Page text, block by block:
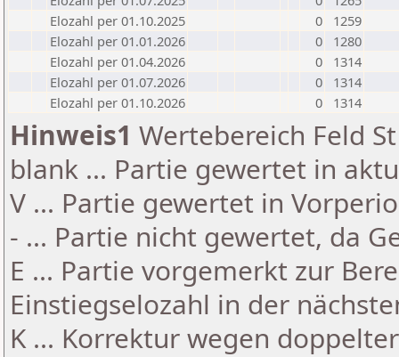
Elozahl per 01.10.2025
0
1259
Elozahl per 01.01.2026
0
1280
Elozahl per 01.04.2026
0
1314
Elozahl per 01.07.2026
0
1314
Elozahl per 01.10.2026
0 1314
Hinweis1 Wertebereich Feld
blank ... Partie gewertet in
V ... Partie gewertet in
- ... Partie nicht gewertet, da
E ... Partie vorgemerkt zur
Einstiegselozahl in der
K ... Korrektur wegen